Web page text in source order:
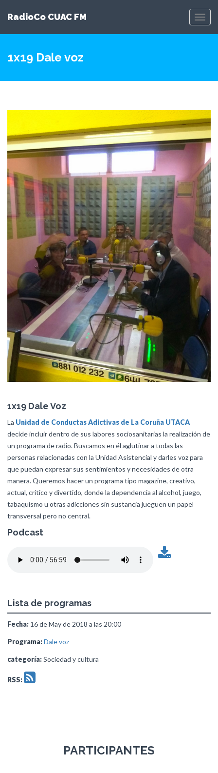
RadioCo CUAC FM
1x19 Dale voz
1x19 Dale Voz
La Unidad de Conductas Adictivas de La Coruña UTACA
decide incluir dentro de sus labores sociosanitarias la realización de
un programa de radio. Buscamos en él aglutinar a todas las
personas relacionadas con la Unidad Asistencial y darles voz para
que puedan expresar sus sentimientos y necesidades de otra
manera. Queremos hacer un programa tipo magazine, creativo,
actual, crítico y divertido, donde la dependencia al alcohol, juego,
tabaquismo u otras adicciones sin sustancia jueguen un papel
transversal pero no central.
Podcast
Lista de programas
Fecha: 16 de May de 2018 a las 20:00
Programa:Dale voz
categoría:Sociedad y cultura
RSS:
PARTICIPANTES